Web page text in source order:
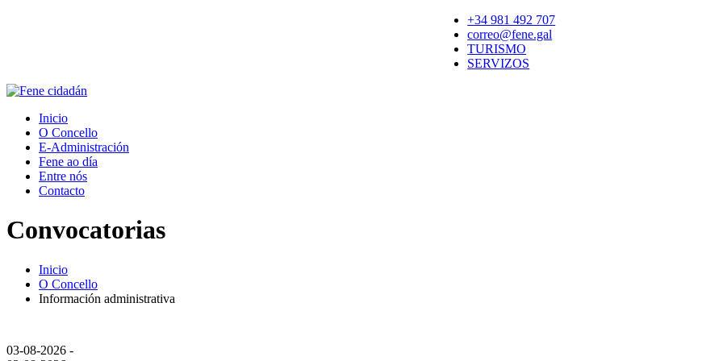
+34 981 492 707
correo@fene.gal
TURISMO
SERVIZOS
Inicio
O Concello
E-Administración
Fene ao día
Entre nós
Contacto
Convocatorias
Inicio
O Concello
Información administrativa
03-08-2026 -